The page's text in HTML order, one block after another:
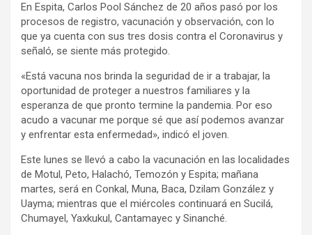
En Espita, Carlos Pool Sánchez de 20 años pasó por los
procesos de registro, vacunación y observación, con lo
que ya cuenta con sus tres dosis contra el Coronavirus y
señaló, se siente más protegido.
«Está vacuna nos brinda la seguridad de ir a trabajar, la
oportunidad de proteger a nuestros familiares y la
esperanza de que pronto termine la pandemia. Por eso
acudo a vacunar me porque sé que así podemos avanzar
y enfrentar esta enfermedad», indicó el joven.
Este lunes se llevó a cabo la vacunación en las localidades
de Motul, Peto, Halachó, Temozón y Espita; mañana
martes, será en Conkal, Muna, Baca, Dzilam González y
Uayma; mientras que el miércoles continuará en Sucilá,
Chumayel, Yaxkukul, Cantamayec y Sinanché.